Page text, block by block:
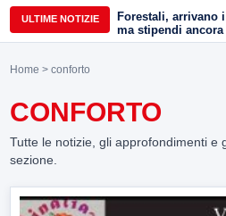
ULTIME NOTIZIE
Forestali, arrivano
ma stipendi
più sostenibile”
Home > conforto
CONFORTO
Tutte le notizie, gli approfondimenti e
sezione.